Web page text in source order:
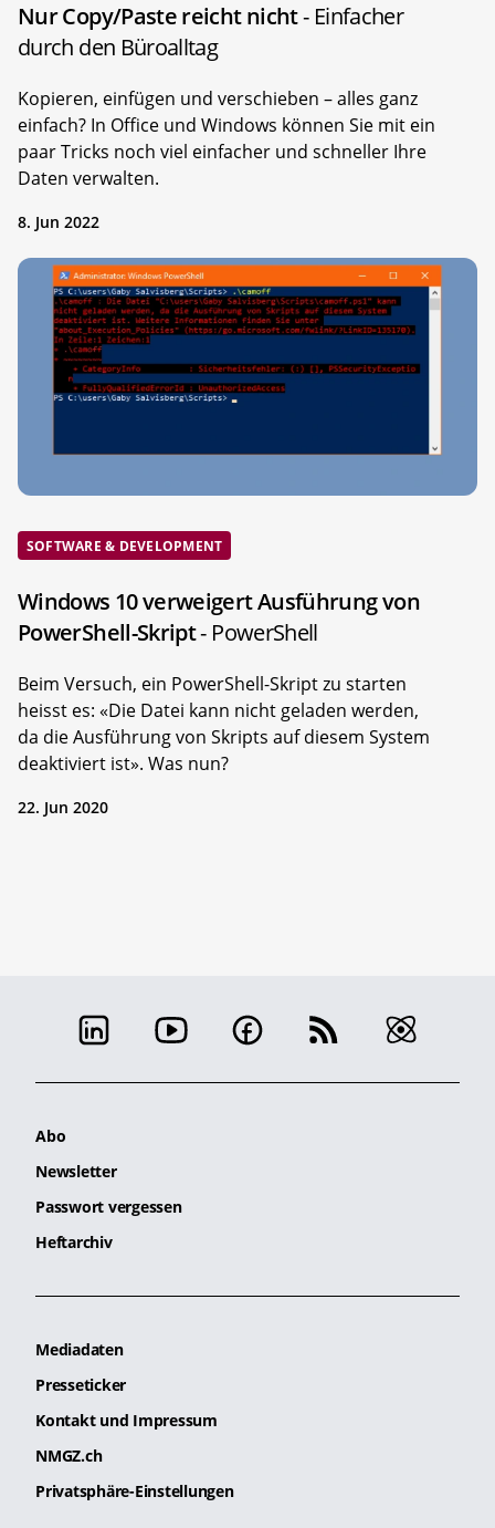
Nur Copy/Paste reicht nicht- Einfacher
durch den Büroalltag
Kopieren, einfügen und verschieben – alles ganz
einfach? In Office und Windows können Sie mit ein
paar Tricks noch viel einfacher und schneller Ihre
Daten verwalten.
8. Jun 2022
SOFTWARE & DEVELOPMENT
Windows 10 verweigert Ausführung von
PowerShell-Skript- PowerShell
Beim Versuch, ein PowerShell-Skript zu starten
heisst es: «Die Datei kann nicht geladen werden,
da die Ausführung von Skripts auf diesem System
deaktiviert ist». Was nun?
22. Jun 2020
Abo
Newsletter
Passwort vergessen
Heftarchiv
Mediadaten
Presseticker
Kontakt und Impressum
NMGZ.ch
Privatsphäre-Einstellungen